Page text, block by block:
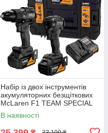
Набір із двох інструментів
акумуляторних безщіткових
McLaren F1 TEAM SPECIAL
EDITION DeWALT
DCK2222MP2T
В наявності